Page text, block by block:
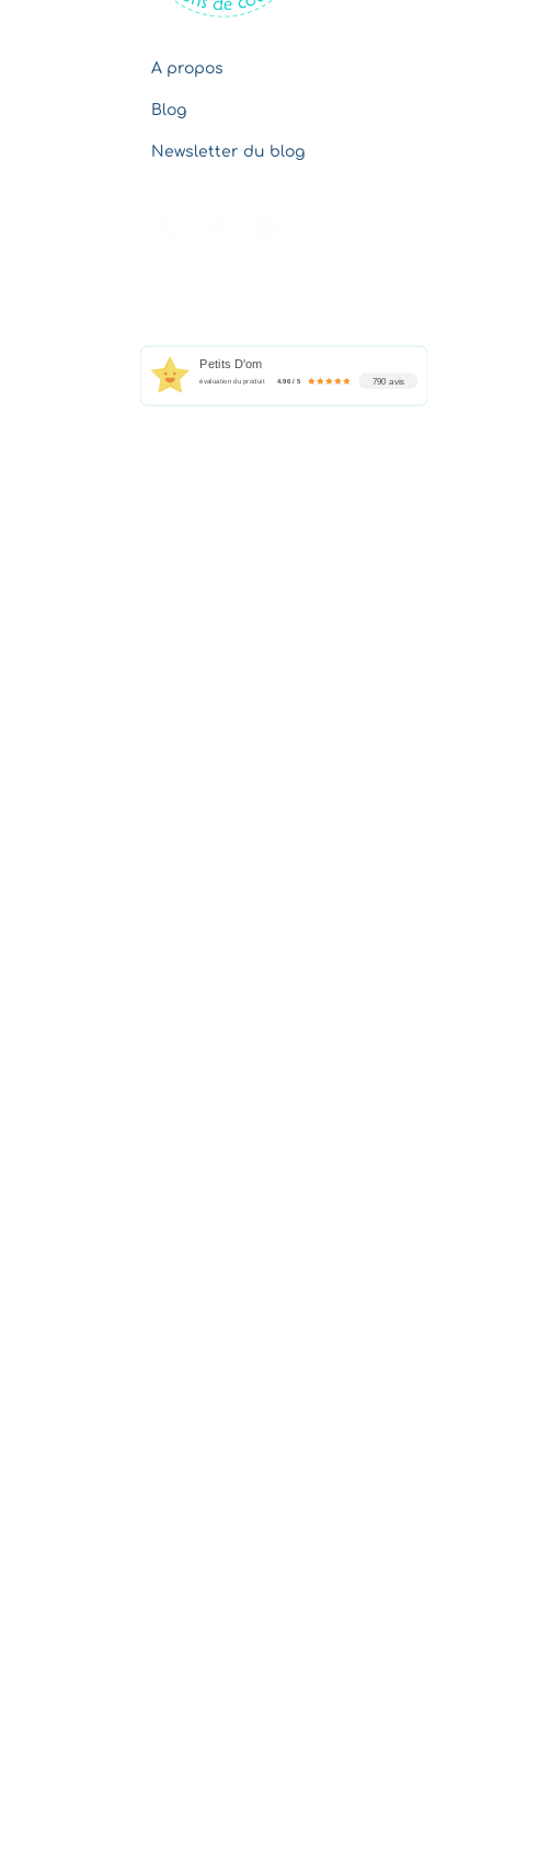
A propos
Blog
Newsletter du blog
Petits D'om
évaluation du produit 4.96 / 5 790 avis